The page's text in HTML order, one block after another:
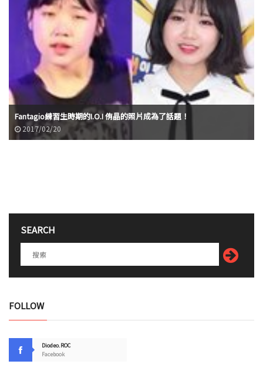
Fantagio練習生時期的I.O.I 侑晶的照片成為了話題！
2017/02/20
SEARCH
FOLLOW
Diodeo.ROC
Facebook